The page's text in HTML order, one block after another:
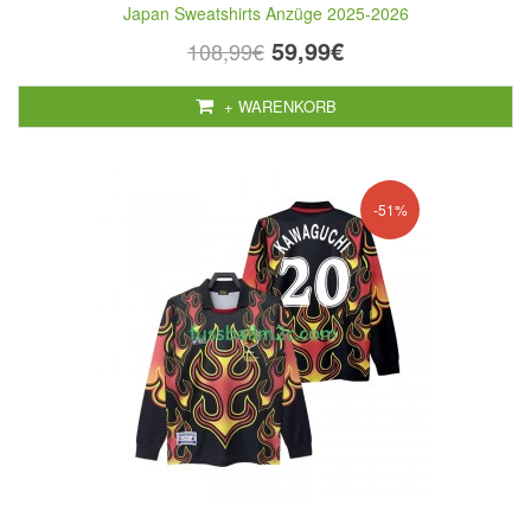
Japan Sweatshirts Anzüge 2025-2026
108,99€ 59,99€
+ WARENKORB
-51%